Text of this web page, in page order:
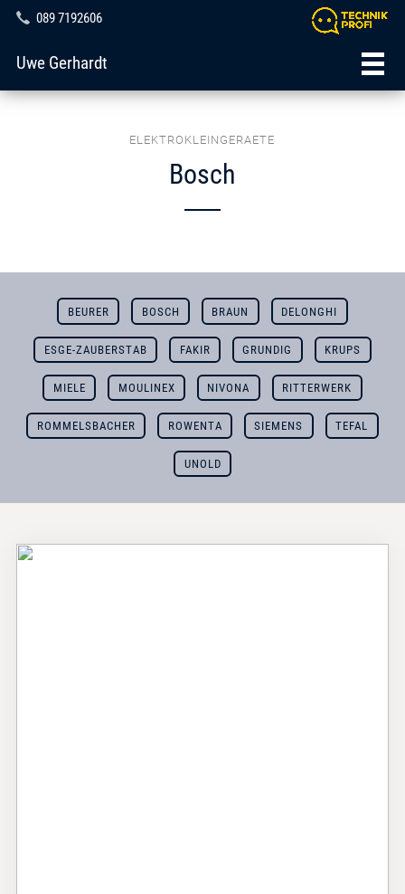
089 7192606
Uwe Gerhardt
ELEKTROKLEINGERAETE
Bosch
BEURER BOSCH BRAUN DELONGHI
ESGE-ZAUBERSTAB FAKIR GRUNDIG KRUPS
MIELE MOULINEX NIVONA RITTERWERK
ROMMELSBACHER ROWENTA SIEMENS TEFAL
UNOLD